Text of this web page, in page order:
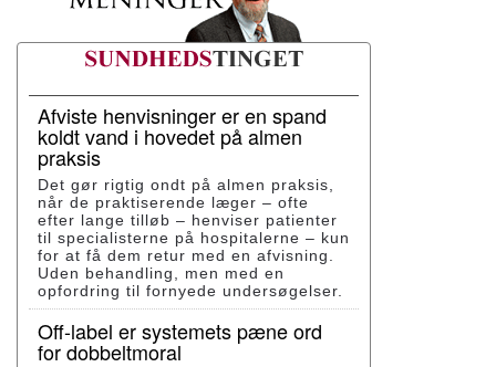
Afviste henvisninger er en spand
koldt vand i hovedet på almen
praksis
Det gør rigtig ondt på almen praksis,
når de praktiserende læger – ofte
efter lange tilløb – henviser patienter
til specialisterne på hospitalerne – kun
for at få dem retur med en afvisning.
Uden behandling, men med en
opfordring til fornyede undersøgelser.
Off-label er systemets pæne ord
for dobbeltmoral